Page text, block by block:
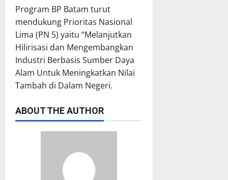
Program BP Batam turut
mendukung Prioritas Nasional
Lima (PN 5) yaitu “Melanjutkan
Hilirisasi dan Mengembangkan
Industri Berbasis Sumber Daya
Alam Untuk Meningkatkan Nilai
Tambah di Dalam Negeri.
ABOUT THE AUTHOR